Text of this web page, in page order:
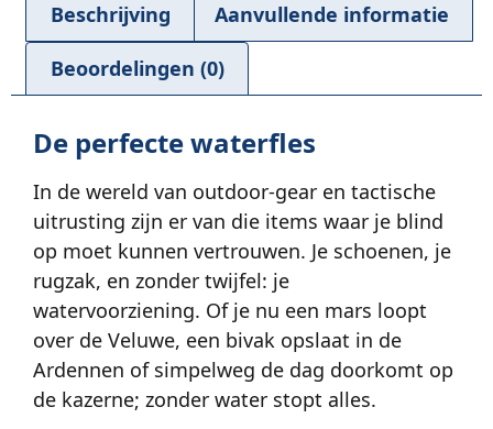
Beschrijving Aanvullende informatie
Beoordelingen (0)
De perfecte waterfles
In de wereld van outdoor-gear en tactische
uitrusting zijn er van die items waar je blind
op moet kunnen vertrouwen. Je schoenen, je
rugzak, en zonder twijfel: je
watervoorziening. Of je nu een mars loopt
over de Veluwe, een bivak opslaat in de
Ardennen of simpelweg de dag doorkomt op
de kazerne; zonder water stopt alles.